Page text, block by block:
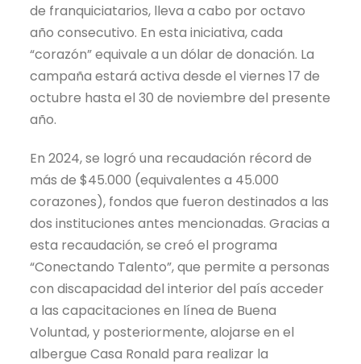
de franquiciatarios, lleva a cabo por octavo
año consecutivo. En esta iniciativa, cada
“corazón” equivale a un dólar de donación. La
campaña estará activa desde el viernes 17 de
octubre hasta el 30 de noviembre del presente
año.
En 2024, se logró una recaudación récord de
más de $45.000 (equivalentes a 45.000
corazones), fondos que fueron destinados a las
dos instituciones antes mencionadas. Gracias a
esta recaudación, se creó el programa
“Conectando Talento”, que permite a personas
con discapacidad del interior del país acceder
a las capacitaciones en línea de Buena
Voluntad, y posteriormente, alojarse en el
albergue Casa Ronald para realizar la